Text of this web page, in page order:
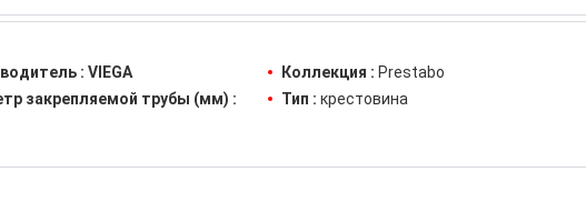
: VIEGA Коллекция : Prestabo
закрепляемой трубы (мм) :
Тип : крестовина